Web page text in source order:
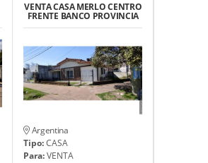
VENTA CASA MERLO CENTRO
FRENTE BANCO PROVINCIA
Argentina
Tipo:CASA
Para:VENTA